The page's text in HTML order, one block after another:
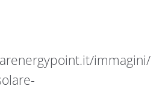
immagini/